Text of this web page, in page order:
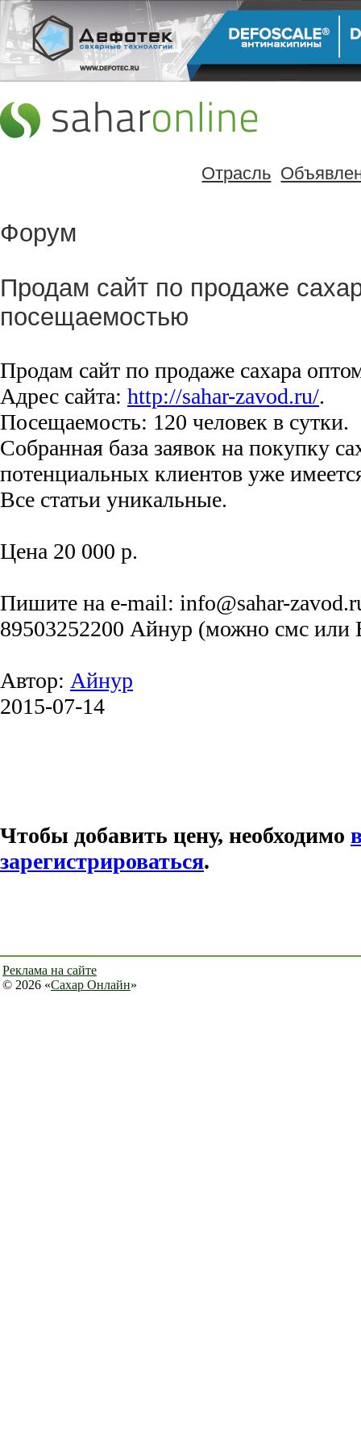
Отрасль
Форум
Продам сайт по продаже
посещаемостью
Продам сайт по продаже сахара
Адрес сайта: http://sahar-zavod.ru/.
Посещаемость: 120 человек в сутки.
Собранная база заявок на покупку
потенциальных клиентов уже
Все статьи уникальные.
Цена 20 000 р.
Пишите на e-mail: info@sahar-
89503252200 Айнур (можно смс или
Автор: Айнур
2015-07-14
Чтобы добавить цену, необходимо
зарегистрироваться.
Реклама на сайте
© 2026 «Сахар Онлайн»